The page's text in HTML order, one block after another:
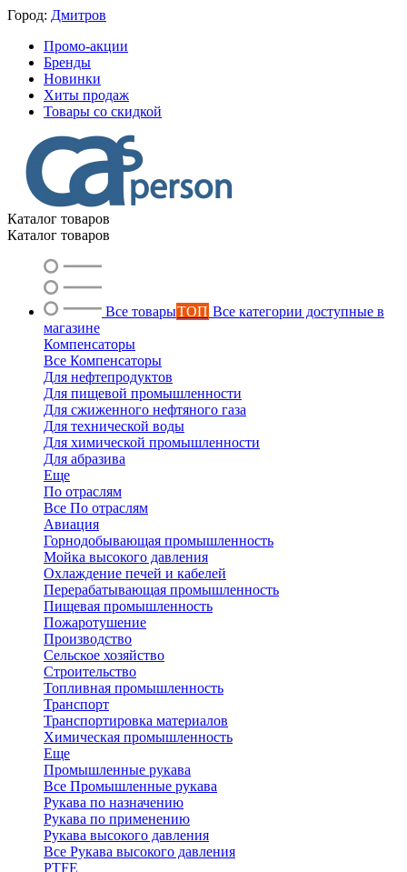
Город: Дмитров
Промо-акции
Бренды
Новинки
Хиты продаж
Товары со скидкой
Каталог товаров
Каталог товаров
Все товарыТОП Все категории доступные в
магазине
Компенсаторы
Все Компенсаторы
Для нефтепродуктов
Для пищевой промышленности
Для сжиженного нефтяного газа
Для технической воды
Для химической промышленности
Для абразива
Еще
По отраслям
Все По отраслям
Авиация
Горнодобывающая промышленность
Мойка высокого давления
Охлаждение печей и кабелей
Перерабатывающая промышленность
Пищевая промышленность
Пожаротушение
Производство
Сельское хозяйство
Строительство
Топливная промышленность
Транспорт
Транспортировка материалов
Химическая промышленность
Еще
Промышленные рукава
Все Промышленные рукава
Рукава по назначению
Рукава по применению
Рукава высокого давления
Все Рукава высокого давления
PTFE